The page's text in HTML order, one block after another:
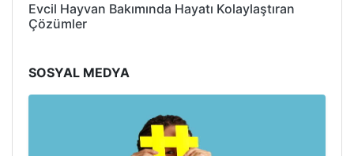
Evcil Hayvan Bakımında Hayatı Kolaylaştıran
Çözümler
SOSYAL MEDYA